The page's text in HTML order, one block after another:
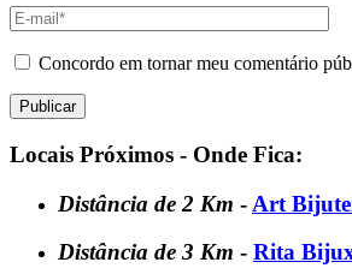
Concordo em tornar meu comentário
Locais Próximos - Onde Fica:
Distância de 2 Km - Art
Distância de 3 Km - Rita